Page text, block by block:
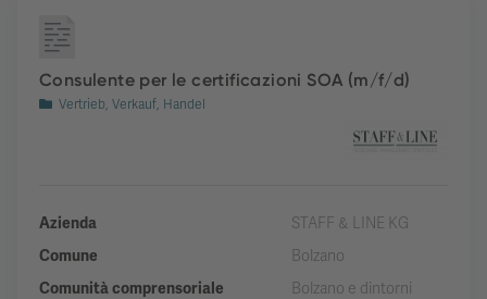
Consulente per le certificazioni SOA (m/f/d)
Vertrieb, Verkauf, Handel
Azienda
STAFF & LINE KG
Comune
Bolzano
Comunità comprensoriale
Bolzano e dintorni